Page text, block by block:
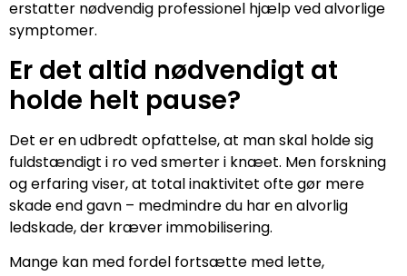
erstatter nødvendig professionel hjælp ved alvorlige
symptomer.
Er det altid nødvendigt at
holde helt pause?
Det er en udbredt opfattelse, at man skal holde sig
fuldstændigt i ro ved smerter i knæet. Men forskning
og erfaring viser, at total inaktivitet ofte gør mere
skade end gavn – medmindre du har en alvorlig
ledskade, der kræver immobilisering.
Mange kan med fordel fortsætte med lette,